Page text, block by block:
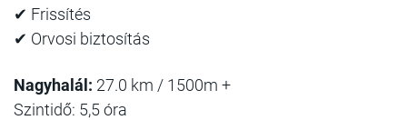
✔ Frissítés
✔ Orvosi biztosítás
Nagyhalál: 27.0 km / 1500m +
Szintidő: 5,5 óra